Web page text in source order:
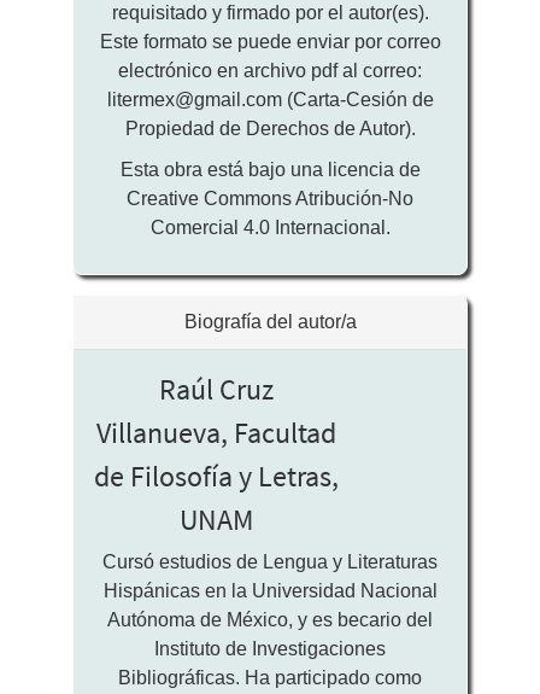
requisitado y firmado por el autor(es).
Este formato se puede enviar por correo
electrónico en archivo pdf al correo:
litermex@gmail.com (Carta-Cesión de
Propiedad de Derechos de Autor).
Esta obra está bajo una licencia de
Creative Commons Atribución-No
Comercial 4.0 Internacional.
Biografía del autor/a
Raúl Cruz
Villanueva, Facultad
de Filosofía y Letras,
UNAM
Cursó estudios de Lengua y Literaturas
Hispánicas en la Universidad Nacional
Autónoma de México, y es becario del
Instituto de Investigaciones
Bibliográficas. Ha participado como